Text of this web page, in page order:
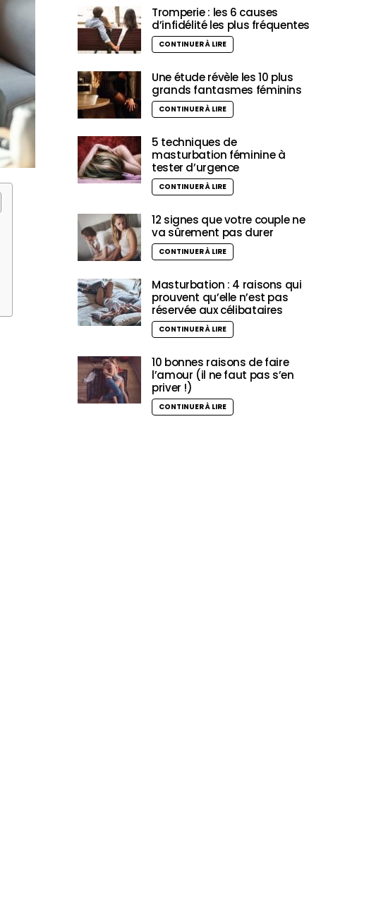
Tromperie : les 6 causes
d’infidélité les plus fréquentes
CONTINUER À LIRE
Une étude révèle les 10 plus
grands fantasmes féminins
CONTINUER À LIRE
5 techniques de
masturbation féminine à
tester d’urgence
CONTINUER À LIRE
12 signes que votre couple ne
va sûrement pas durer
CONTINUER À LIRE
Masturbation : 4 raisons qui
prouvent qu’elle n’est pas
réservée aux célibataires
CONTINUER À LIRE
10 bonnes raisons de faire
l’amour (il ne faut pas s’en
priver !)
CONTINUER À LIRE